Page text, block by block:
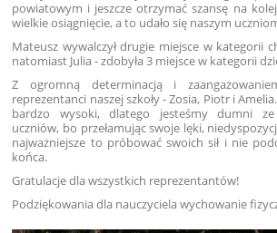
powiatowym i jeszcze otrzymać szansę na
wielkie osiągnięcie, a to udało się naszym
Mateusz wywalczył drugie miejsce w kategorii
natomiast Julia - zdobyła 3 miejsce w kategorii
Z ogromną determinacją i
reprezentanci naszej szkoły - Zosia, Piotr i
bardzo wysoki, dlatego jesteśmy dumni ze
uczniów, bo przełamując swoje lęki,
najważniejsze to próbować swoich sił i nie
końca.
Gratulacje dla wszystkich reprezentantów!
Podziękowania dla nauczyciela wychowanie